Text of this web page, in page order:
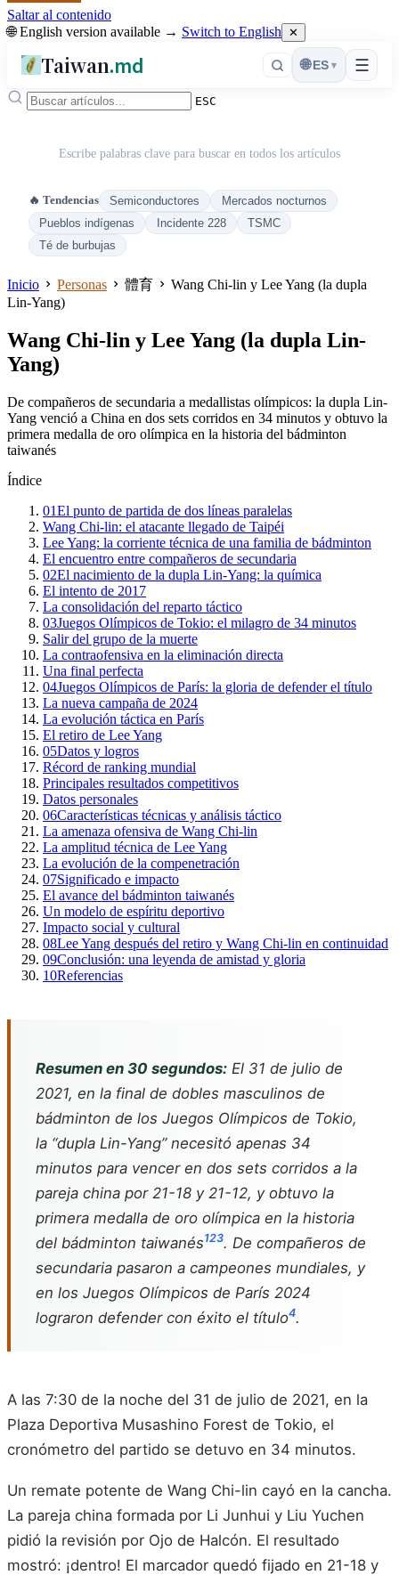
Saltar al contenido
🌐 English version available → Switch to English ✕
Taiwan.md ☰
🌐 ES ▾
ESC
Escribe palabras clave para buscar en todos los artículos
🔥 Tendencias Semiconductores
Mercados nocturnos
Pueblos indígenas
Incidente 228
TSMC
Té de burbujas
Inicio Personas 體育
Wang Chi-lin y Lee Yang (la dupla
Lin-Yang)
Wang Chi-lin y Lee Yang (la dupla Lin-
Yang)
De compañeros de secundaria a medallistas olímpicos: la dupla Lin-
Yang venció a China en dos sets corridos en 34 minutos y obtuvo la
primera medalla de oro olímpica en la historia del bádminton
taiwanés
Índice
01El punto de partida de dos líneas paralelas
Wang Chi-lin: el atacante llegado de Taipéi
Lee Yang: la corriente técnica de una familia de bádminton
El encuentro entre compañeros de secundaria
02El nacimiento de la dupla Lin-Yang: la química
El intento de 2017
La consolidación del reparto táctico
03Juegos Olímpicos de Tokio: el milagro de 34 minutos
Salir del grupo de la muerte
La contraofensiva en la eliminación directa
Una final perfecta
04Juegos Olímpicos de París: la gloria de defender el título
La nueva campaña de 2024
La evolución táctica en París
El retiro de Lee Yang
05Datos y logros
Récord de ranking mundial
Principales resultados competitivos
Datos personales
06Características técnicas y análisis táctico
La amenaza ofensiva de Wang Chi-lin
La amplitud técnica de Lee Yang
La evolución de la compenetración
07Significado e impacto
El avance del bádminton taiwanés
Un modelo de espíritu deportivo
Impacto social y cultural
08Lee Yang después del retiro y Wang Chi-lin en continuidad
09Conclusión: una leyenda de amistad y gloria
10Referencias
Resumen en 30 segundos: El 31 de julio de
2021, en la final de dobles masculinos de
bádminton de los Juegos Olímpicos de Tokio,
la “dupla Lin-Yang” necesitó apenas 34
minutos para vencer en dos sets corridos a la
pareja china por 21-18 y 21-12, y obtuvo la
primera medalla de oro olímpica en la historia
del bádminton taiwanés123. De compañeros de
secundaria pasaron a campeones mundiales, y
en los Juegos Olímpicos de París 2024
lograron defender con éxito el título4.
A las 7:30 de la noche del 31 de julio de 2021, en la
Plaza Deportiva Musashino Forest de Tokio, el
cronómetro del partido se detuvo en 34 minutos.
Un remate potente de Wang Chi-lin cayó en la cancha.
La pareja china formada por Li Junhui y Liu Yuchen
pidió la revisión por Ojo de Halcón. El resultado
mostró: ¡dentro! El marcador quedó fijado en 21-18 y